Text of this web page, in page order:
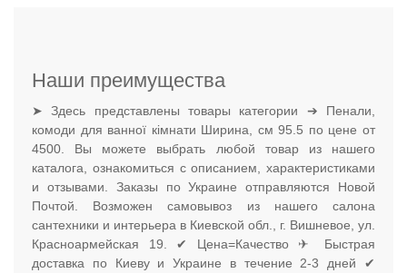
Наши преимущества
➤ Здесь представлены товары категории ➔ Пенали,
комоди для ванної кімнати Ширина, см 95.5 по цене от
4500. Вы можете выбрать любой товар из нашего
каталога, ознакомиться с описанием, характеристиками
и отзывами. Заказы по Украине отправляются Новой
Почтой. Возможен самовывоз из нашего салона
сантехники и интерьера в Киевской обл., г. Вишневое, ул.
Красноармейская 19. ✔ Цена=Качество ✈ Быстрая
доставка по Киеву и Украине в течение 2-3 дней ✔